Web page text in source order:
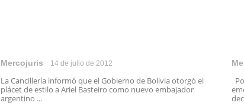
Mercojuris 14 de julio de 2012
La Cancillería informó que el Gobierno de Bolivia otorgó el
plácet de estilo a Ariel Basteiro como nuevo embajador
argentino ...